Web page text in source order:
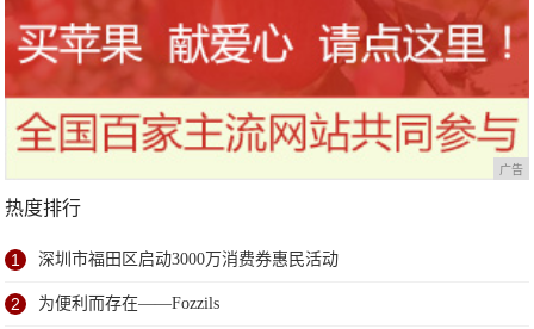
广告
热度排行
1 深圳市福田区启动3000万消费券惠民活动
2 为便利而存在——Fozzils